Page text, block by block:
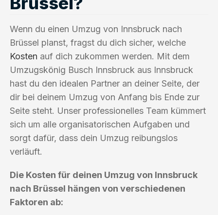
Wenn du einen Umzug von Innsbruck nach
Brüssel planst, fragst du dich sicher, welche
Kosten auf dich zukommen werden. Mit dem
Umzugskönig Busch Innsbruck aus Innsbruck
hast du den idealen Partner an deiner Seite, der
dir bei deinem Umzug von Anfang bis Ende zur
Seite steht. Unser professionelles Team kümmert
sich um alle organisatorischen Aufgaben und
sorgt dafür, dass dein Umzug reibungslos
verläuft.
Die Kosten für deinen Umzug von Innsbruck
nach Brüssel hängen von verschiedenen
Faktoren ab: